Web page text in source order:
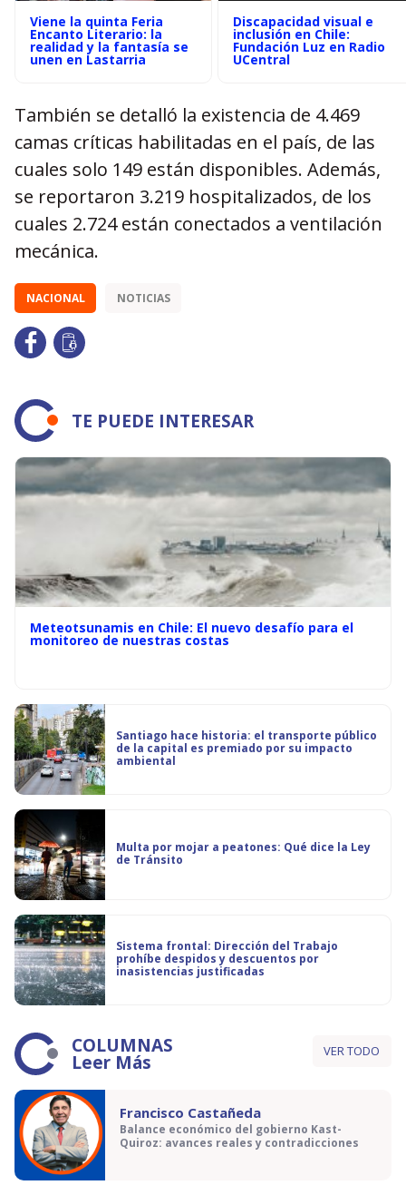
Viene la quinta Feria
Encanto Literario: la
realidad y la fantasía se
unen en Lastarria
Discapacidad visual e
inclusión en Chile:
Fundación Luz en Radio
UCentral
También se detalló la existencia de 4.469
camas críticas habilitadas en el país, de las
cuales solo 149 están disponibles. Además,
se reportaron 3.219 hospitalizados, de los
cuales 2.724 están conectados a ventilación
mecánica.
NACIONAL NOTICIAS
TE PUEDE INTERESAR
Meteotsunamis en Chile: El nuevo desafío para el
monitoreo de nuestras costas
Santiago hace historia: el transporte público
de la capital es premiado por su impacto
ambiental
Multa por mojar a peatones: Qué dice la Ley
de Tránsito
Sistema frontal: Dirección del Trabajo
prohíbe despidos y descuentos por
inasistencias justificadas
COLUMNAS
Leer Más VER TODO
Francisco Castañeda
Balance económico del gobierno Kast-
Quiroz: avances reales y contradicciones